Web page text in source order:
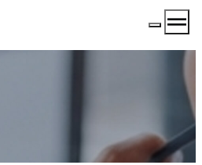
메뉴 열기
메뉴